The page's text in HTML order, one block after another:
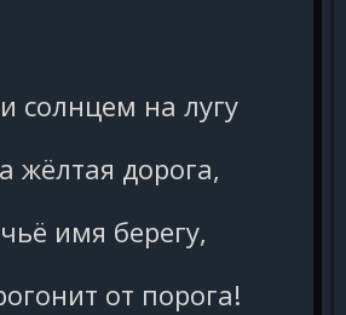
солнцем на лугу
жёлтая дорога,
имя берегу,
от порога!